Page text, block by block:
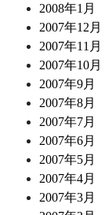
2008年1月
2007年12月
2007年11月
2007年10月
2007年9月
2007年8月
2007年7月
2007年6月
2007年5月
2007年4月
2007年3月